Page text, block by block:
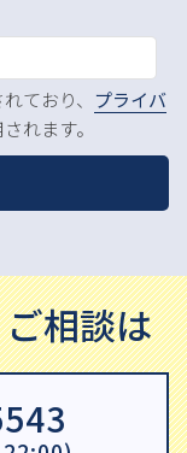
ており、
プライバ
れます。
相談は